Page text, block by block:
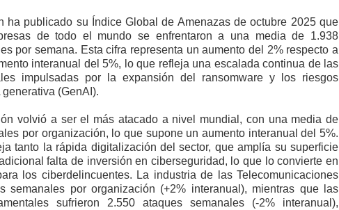
ha publicado su Índice Global de Amenazas de octubre 2025 que
de todo el mundo se enfrentaron a una media de 1.938
por semana. Esta cifra representa un aumento del 2% respecto a
interanual del 5%, lo que refleja una escalada continua de las
impulsadas por la expansión del ransomware y los riesgos
(GenAI).
volvió a ser el más atacado a nivel mundial, con una media de
por organización, lo que supone un aumento interanual del 5%.
tanto la rápida digitalización del sector, que amplía su superficie
falta de inversión en ciberseguridad, lo que lo convierte en
los ciberdelincuentes. La industria de las Telecomunicaciones
semanales por organización (+2% interanual), mientras que las
sufrieron 2.550 ataques semanales (-2% interanual),